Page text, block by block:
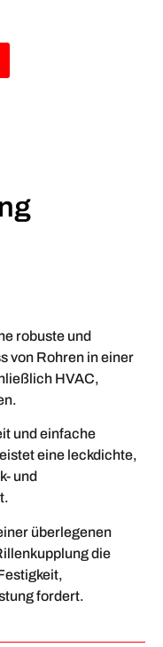
robuste und
von Rohren in einer
HVAC,
und einfache
eine leckdichte,
und
überlegenen
die
fordert.